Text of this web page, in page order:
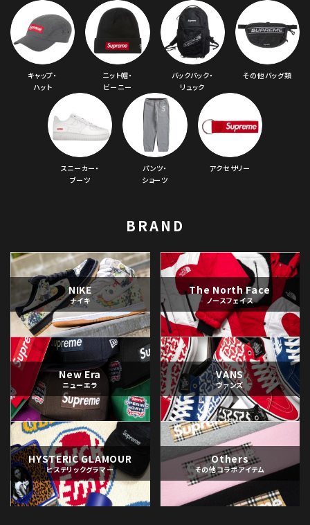
キャップ・
ハット
ニット帽・
ビーニー
バックパック・
リュック
その他バッグ類
スニーカー・
ブーツ
パンツ・
ショーツ
アクセサリー
BRAND
NIKE
ナイキ
The North Face
ノースフェイス
New Era
ニューエラ
VANS
ヴァンズ
HYSTERIC GLAMOUR
ヒステリックグラマー
Others
その他コラボアイテム